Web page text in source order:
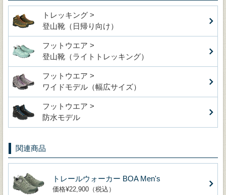
トレッキング >
登山靴（日帰り向け）
フットウエア >
登山靴（ライトトレッキング）
フットウエア >
ワイドモデル（幅広サイズ）
フットウエア >
防水モデル
関連商品
トレールウォーカー BOA Men's
価格¥22,900（税込）